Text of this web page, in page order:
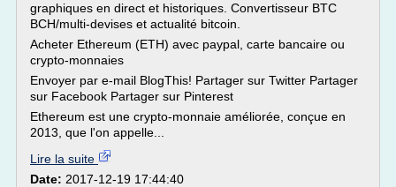
graphiques en direct et historiques. Convertisseur BTC
BCH/multi-devises et actualité bitcoin.
Acheter Ethereum (ETH) avec paypal, carte bancaire ou
crypto-monnaies
Envoyer par e-mail BlogThis! Partager sur Twitter Partager
sur Facebook Partager sur Pinterest
Ethereum est une crypto-monnaie améliorée, conçue en
2013, que l'on appelle...
Lire la suite
Date: 2017-12-19 17:44:40